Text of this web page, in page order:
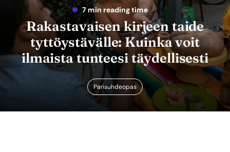
7 min reading time
Rakastavaisen kirjeen taide
tyttöystävälle: Kuinka voit
ilmaista tunteesi täydellisesti
Parisuhdeopas